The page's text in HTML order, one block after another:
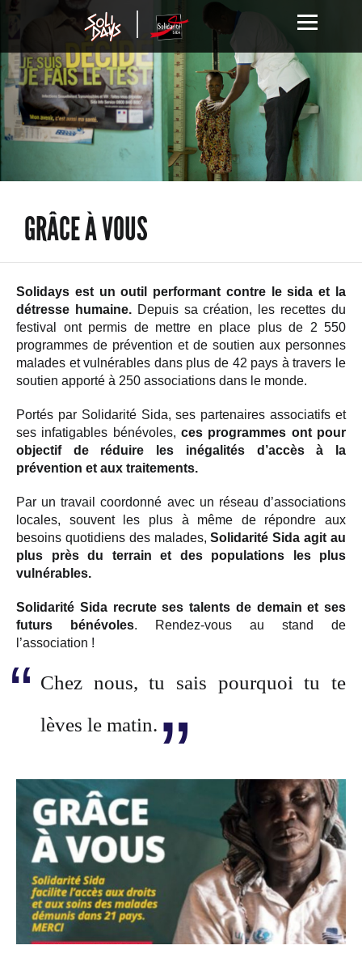
GRÂCE À VOUS
Solidays est un outil performant contre le sida et la
détresse humaine.Depuis sa création, les recettes du
festival ont permis de mettre en place plus de 2 550
programmes de prévention et de soutien aux personnes
malades et vulnérables dans plus de 42 pays à travers le
soutien apporté à 250 associations dans le monde.
Portés par Solidarité Sida, ses partenaires associatifs et
ses infatigables bénévoles, ces programmes ont pour
objectif de réduire les inégalités d’accès à la
prévention et aux traitements.
Par un travail coordonné avec un réseau d’associations
locales, souvent les plus à même de répondre aux
besoins quotidiens des malades,Solidarité Sida agit au
plus près du terrain et des populations les plus
vulnérables.
Solidarité Sida recrute ses talents de demain et ses
futurs bénévoles. Rendez-vous au stand de
l’association !
Chez nous, tu sais pourquoi tu te
lèves le matin.